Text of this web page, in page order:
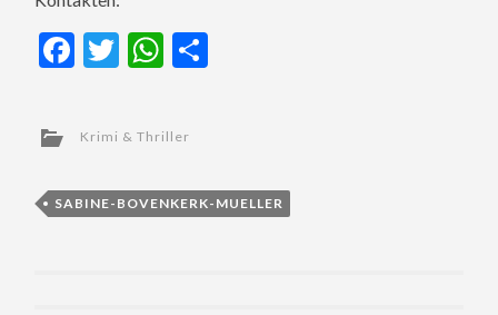
Facebook
TwitterWhatsApp
Krimi & Thriller
SABINE-BOVENKERK-MUELLER